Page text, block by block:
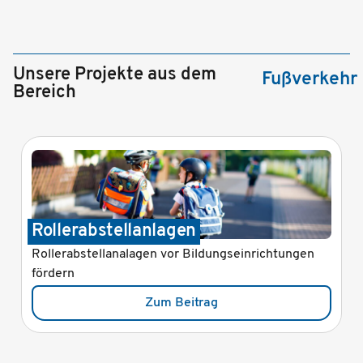
Unsere Projekte aus dem
Bereich
Fußverkehr
Rollerabstellanlagen
Rollerabstellanalagen vor Bildungseinrichtungen
fördern
Zum Beitrag